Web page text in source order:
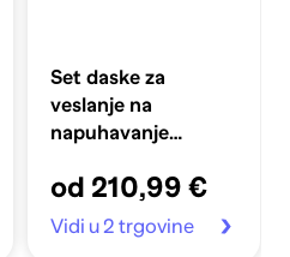
Set daske za
veslanje na
napuhavanje
plavi
od 210,99 €
Vidi u 2 trgovine